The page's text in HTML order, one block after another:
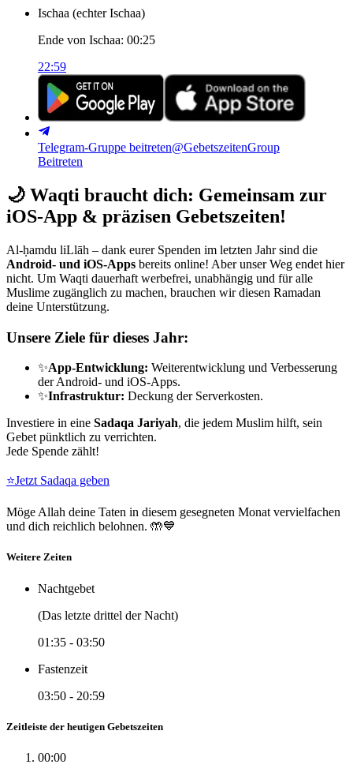
Ischaa (echter Ischaa)
Ende von Ischaa: 00:25
22:59
Telegram-Gruppe beitreten@GebetszeitenGroup
Beitreten
🌙 Waqti braucht dich: Gemeinsam zur
iOS-App & präzisen Gebetszeiten!
Al-ḥamdu liLlāh – dank eurer Spenden im letzten Jahr sind die
Android- und iOS-Apps bereits online! Aber unser Weg endet hier
nicht. Um Waqti dauerhaft werbefrei, unabhängig und für alle
Muslime zugänglich zu machen, brauchen wir diesen Ramadan
deine Unterstützung.
Unsere Ziele für dieses Jahr:
✨App-Entwicklung: Weiterentwicklung und Verbesserung
der Android- und iOS-Apps.
✨Infrastruktur: Deckung der Serverkosten.
Investiere in eine Sadaqa Jariyah, die jedem Muslim hilft, sein
Gebet pünktlich zu verrichten.
Jede Spende zählt!
⭐Jetzt Sadaqa geben
Möge Allah deine Taten in diesem gesegneten Monat vervielfachen
und dich reichlich belohnen. 🤲💙
Weitere Zeiten
Nachtgebet
(Das letzte drittel der Nacht)
01:35 - 03:50
Fastenzeit
03:50 - 20:59
Zeitleiste der heutigen Gebetszeiten
00:00